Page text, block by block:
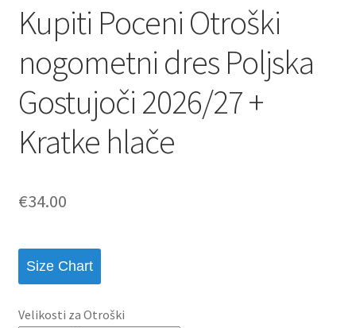
Kupiti Poceni Otroški
nogometni dres Poljska
Gostujoči 2026/27 +
Kratke hlače
€34.00
Size Chart
Velikosti za Otroški